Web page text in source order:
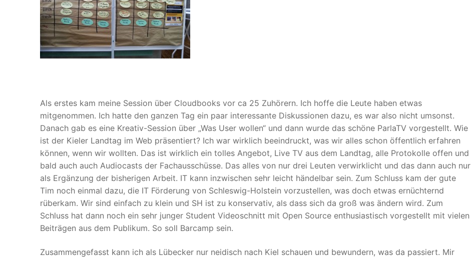
Als erstes kam meine Session über Cloudbooks vor ca 25 Zuhörern. Ich hoffe die Leute haben etwas
mitgenommen. Ich hatte den ganzen Tag ein paar interessante Diskussionen dazu, es war also nicht umsonst.
Danach gab es eine Kreativ-Session über „Was User wollen“ und dann wurde das schöne ParlaTV vorgestellt. Wie
ist der Kieler Landtag im Web präsentiert? Ich war wirklich beeindruckt, was wir alles schon öffentlich erfahren
können, wenn wir wollten. Das ist wirklich ein tolles Angebot, Live TV aus dem Landtag, alle Protokolle offen und
bald auch auch Audiocasts der Fachausschüsse. Das alles von nur drei Leuten verwirklicht und das dann auch nur
als Ergänzung der bisherigen Arbeit. IT kann inzwischen sehr leicht händelbar sein. Zum Schluss kam der gute
Tim noch einmal dazu, die IT Förderung von Schleswig-Holstein vorzustellen, was doch etwas ernüchternd
rüberkam. Wir sind einfach zu klein und SH ist zu konservativ, als dass sich da groß was ändern wird. Zum
Schluss hat dann noch ein sehr junger Student Videoschnitt mit Open Source enthusiastisch vorgestellt mit vielen
Beiträgen aus dem Publikum. So soll Barcamp sein.
Zusammengefasst kann ich als Lübecker nur neidisch nach Kiel schauen und bewundern, was da passiert. Mir